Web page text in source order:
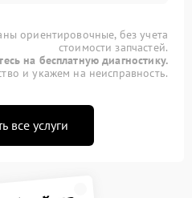
ориентировочные, без учета
стоимости запчастей.
на бесплатную диагностику.
и укажем на неисправность.
все услуги